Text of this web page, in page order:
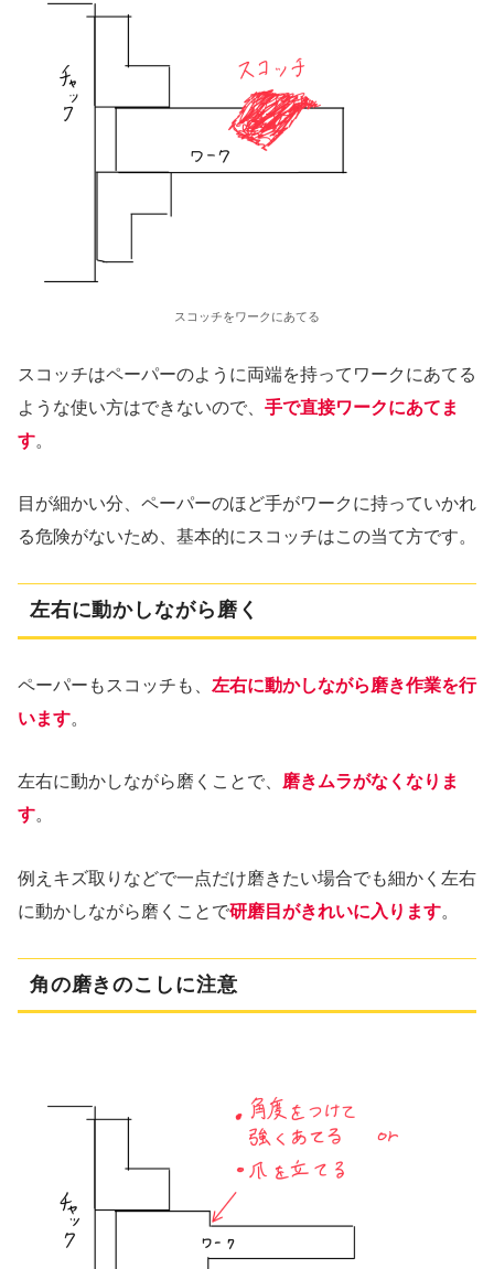
スコッチをワークにあてる
スコッチはペーパーのように両端を持ってワークにあてる
ような使い方はできないので、 手で直接ワークにあてま
す。
目が細かい分、ペーパーのほど手がワークに持っていかれ
る危険がないため、基本的にスコッチはこの当て方です。
左右に動かしながら磨く
ペーパーもスコッチも、 左右に動かしながら磨き作業を行
います。
左右に動かしながら磨くことで、 磨きムラがなくなりま
す。
例えキズ取りなどで一点だけ磨きたい場合でも細かく左右
に動かしながら磨くことで研磨目がきれいに入ります。
角の磨きのこしに注意